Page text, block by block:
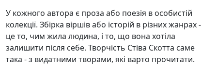
У кожного автора є проза або поезія в особистій
колекції. Збірка віршів або історій в різних жанрах -
це то, чим жила людина, і то, що вона хотіла
залишити після себе. Творчість Стіва Скотта саме
така - з видатними творами, які варто прочитати.